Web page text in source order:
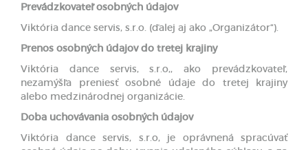
Prevádzkovateľ osobných údajov
Viktória dance servis, s.r.o. (ďalej aj ako „Organizátor“).
Prenos osobných údajov do tretej krajiny
Viktória dance servis, s.r.o,, ako prevádzkovateľ,
nezamýšľa preniesť osobné údaje do tretej krajiny
alebo medzinárodnej organizácie.
Doba uchovávania osobných údajov
Viktória dance servis, s.r.o, je oprávnená spracúvať